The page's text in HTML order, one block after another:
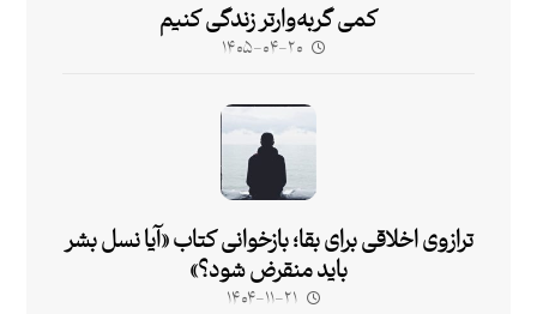
کمی گربه‌وارتر زندگی کنیم
۱۴۰۵-۰۴-۲۰
ترازوی اخلاقی برای بقا؛ بازخوانی کتاب «آیا نسل بشر
باید منقرض شود؟»
۱۴۰۴-۱۱-۲۱